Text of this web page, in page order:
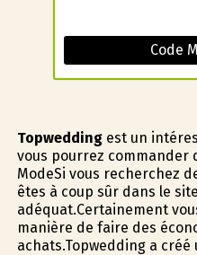
Code
Topweddingest un
vous pourrez commander
ModeSi vous recherchez
êtes à coup sûr dans le
adéquat.Certainement
manière de faire des
achats.Topwedding a